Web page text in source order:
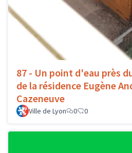
87 - Un point d'eau près
de la résidence Eugène
Cazeneuve
Ville de Lyon 0 0